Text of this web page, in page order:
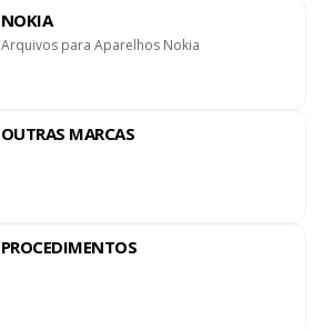
NOKIA
Arquivos para Aparelhos Nokia
OUTRAS MARCAS
PROCEDIMENTOS